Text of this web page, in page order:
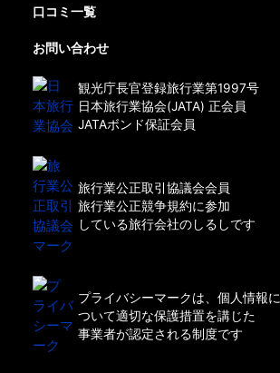
口コミ一覧
お問い合わせ
観光庁長官登録旅行業第1997号
日本旅行業協会(JATA) 正会員
JATAボンド保証会員
旅行業公正取引協議会会員
旅行業公正競争規約に参加
している旅行会社のしるしです
プライバシーマークは、個人情報に
ついて適切な保護措置を講じた
事業者が認定される制度です